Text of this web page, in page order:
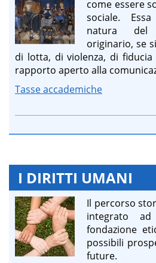
come essere
sociale.
natura del
originario, se
di lotta, di violenza, di
rapporto aperto alla
Tasse accademiche
I DIRITTI UMANI
Il percorso
integrato
fondazione
possibili
future.